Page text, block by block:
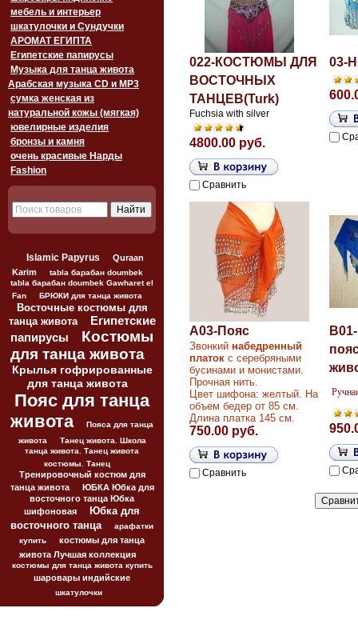
мебель и интерьер
шкатулочки и Сундучки
АРОМАТ ЕГИПТА
Египетские папирусы
Музыка для танца живота
Арабская музыка CD и MP3
сумка женская из
натуральной кожы (мягкая)
ювелирные изделия
бронзы и камня
очень красивые Нарды
Fashion
Islamic Papyrus
Quraan
Karim
tabla барабан doumbek
tabla барабан doumbek Gawharet el
Fan
БРЮКИ для танца живота
Восточные костюмы для
танца живота
Египетские
папирусы
Костюмы
для танца живота
Крылья гофрированные
для танца живота
Пояс для танца
живота
Пояса для танца
живота
Танец живота. Школа
танца живота. Танец живота
костюмы. Танец
Тренировочный костюм для
танца живота
ЮБКА Юбка для
восточного танца Юбка
шифоновая
Юбка для
восточного танца
арафатки
купить
костюмы для танца
живота Лучшая коллекция
костюмы для танца живота купить
шаровары индийские
шкатулочки
022-КОСТЮМЫ ДЛЯ
ВОСТОЧНЫХ
ТАНЦЕВ(Turk)
Fuchsia with silver
4800.00 руб.
Сравнить
03-
A03-Пояс
Звонкий набедренный
платок с серебряными
бусинами и монистами.
Прочная нить.
Цвет шифона: желтый. На
объем бедер от 85 см.
Длина платка 145 см.
750.00 руб.
Сравнить